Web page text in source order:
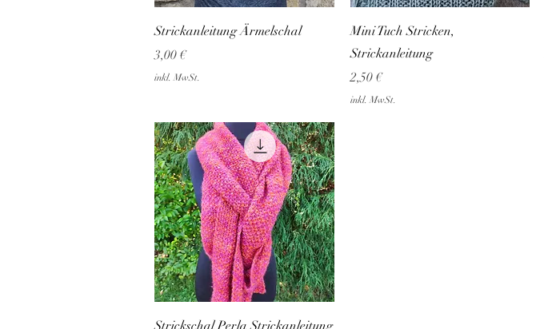
Schnellansicht
Strickanleitung Ärmelschal
Preis
3,00 €
inkl. MwSt.
Schnellansicht
Mini Tuch Stricken,
Strickanleitung
Preis
2,50 €
inkl. MwSt.
Schnellansicht
Strickschal Perla Strickanleitung